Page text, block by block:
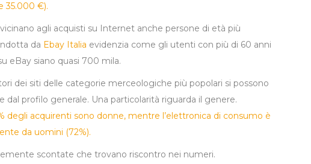
35.000 €).
agli acquisti su Internet anche persone di età più
da Ebay Italia evidenzia come gli utenti con più di 60 anni
eBay siano quasi 700 mila.
dei siti delle categorie merceologiche più popolari si possono
dal profilo generale. Una particolarità riguarda il genere.
degli acquirenti sono donne, mentre l’elettronica di consumo è
da uomini (72%).
scontate che trovano riscontro nei numeri.